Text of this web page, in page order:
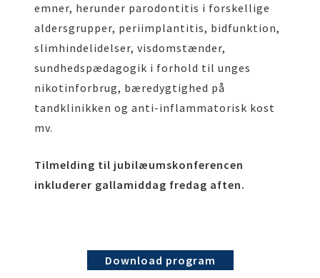
emner, herunder parodontitis i forskellige
aldersgrupper, periimplantitis, bidfunktion,
slimhindelidelser, visdomstænder,
sundhedspædagogik i forhold til unges
nikotinforbrug, bæredygtighed på
tandklinikken og anti-inflammatorisk kost
mv.
Tilmelding til jubilæumskonferencen
inkluderer gallamiddag fredag aften.
Download program